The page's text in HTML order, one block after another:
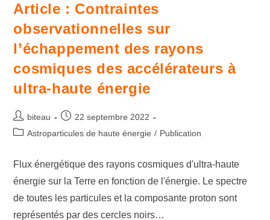
Article : Contraintes
observationnelles sur
l’échappement des rayons
cosmiques des accélérateurs à
ultra-haute énergie
biteau
22 septembre 2022
Astroparticules de haute énergie / Publication
Flux énergétique des rayons cosmiques d'ultra-haute
énergie sur la Terre en fonction de l'énergie. Le spectre
de toutes les particules et la composante proton sont
représentés par des cercles noirs…